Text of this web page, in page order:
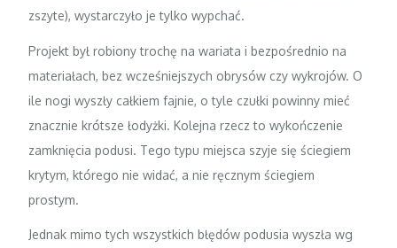
zszyte), wystarczyło je tylko wypchać.
Projekt był robiony trochę na wariata i bezpośrednio na
materiałach, bez wcześniejszych obrysów czy wykrojów. O
ile nogi wyszły całkiem fajnie, o tyle czułki powinny mieć
znacznie krótsze łodyżki. Kolejna rzecz to wykończenie
zamknięcia podusi. Tego typu miejsca szyje się ściegiem
krytym, którego nie widać, a nie ręcznym ściegiem
prostym.
Jednak mimo tych wszystkich błędów podusia wyszła wg